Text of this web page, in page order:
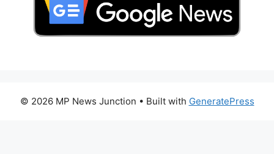
© 2026 MP News Junction • Built with GeneratePress